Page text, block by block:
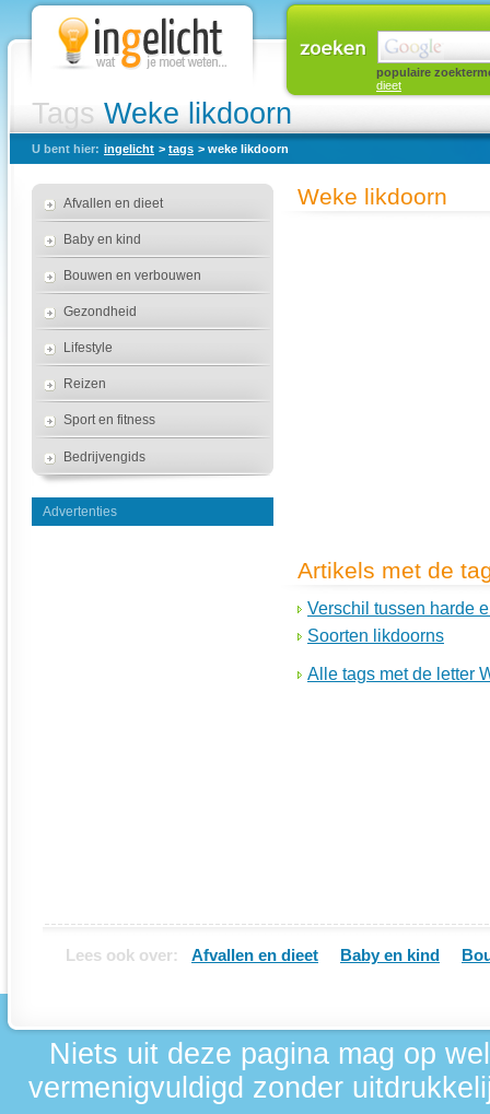
Tags Weke likdoorn
populaire
dieet
U bent hier: ingelicht > tags > weke likdoorn
Afvallen en dieet
Baby en kind
Bouwen en verbouwen
Gezondheid
Lifestyle
Reizen
Sport en fitness
Bedrijvengids
Advertenties
Weke likdoorn
Artikels met de
Verschil tussen harde
Soorten likdoorns
Alle tags met de letter
Lees ook over: Afvallen en dieet Baby en kind
Niets uit deze pagina mag op
vermenigvuldigd zonder